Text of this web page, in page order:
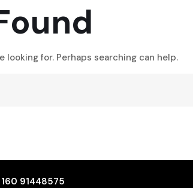
looking for. Perhaps searching can help.
91448575